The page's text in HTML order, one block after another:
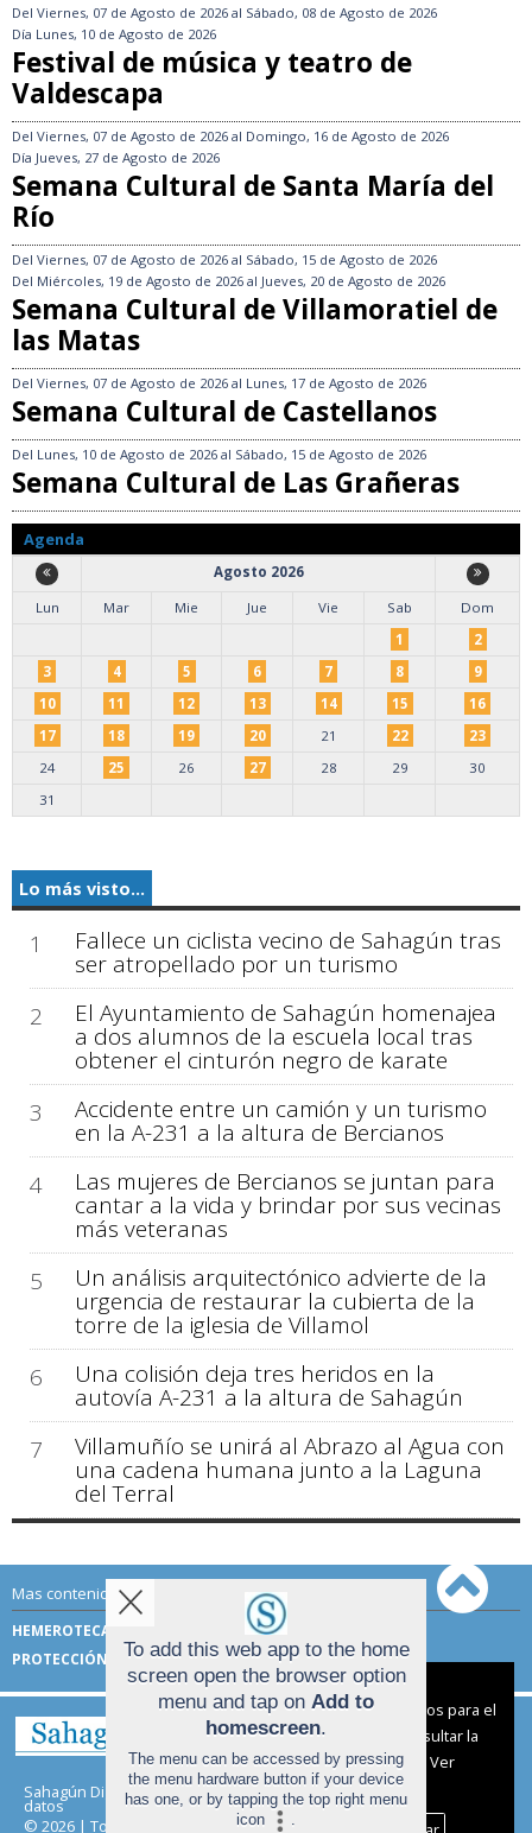
Del Viernes, 07 de Agosto de 2026 al Sábado, 08 de Agosto de 2026
Día Lunes, 10 de Agosto de 2026
Festival de música y teatro de
Valdescapa
Del Viernes, 07 de Agosto de 2026 al Domingo, 16 de Agosto de 2026
Día Jueves, 27 de Agosto de 2026
Semana Cultural de Santa María del
Río
Del Viernes, 07 de Agosto de 2026 al Sábado, 15 de Agosto de 2026
Del Miércoles, 19 de Agosto de 2026 al Jueves, 20 de Agosto de 2026
Semana Cultural de Villamoratiel de
las Matas
Del Viernes, 07 de Agosto de 2026 al Lunes, 17 de Agosto de 2026
Semana Cultural de Castellanos
Del Lunes, 10 de Agosto de 2026 al Sábado, 15 de Agosto de 2026
Semana Cultural de Las Grañeras
Agenda
Agosto 2026
Lun
Mar Mie Jue Vie Sab
Dom
1
2
3
4 5 6 7 8
9
10
11 12 13 14 15
16
17
18 19 20 21 22
23
24
25 26 27 28 29
30
31
Lo más visto...
1 Fallece un ciclista vecino de Sahagún tras
ser atropellado por un turismo
2
El Ayuntamiento de Sahagún homenajea
a dos alumnos de la escuela local tras
obtener el cinturón negro de karate
3
Accidente entre un camión y un turismo
en la A-231 a la altura de Bercianos
4
Las mujeres de Bercianos se juntan para
cantar a la vida y brindar por sus vecinas
más veteranas
5
Un análisis arquitectónico advierte de la
urgencia de restaurar la cubierta de la
torre de la iglesia de Villamol
6
Una colisión deja tres heridos en la
autovía A-231 a la altura de Sahagún
7
Villamuñío se unirá al Abrazo al Agua con
una cadena humana junto a la Laguna
del Terral
Mas contenido de Sahagún Digital:
HEMEROTECA
TÉRMINOS DE USO
PROTECCIÓN DE DATOS
Sahagún Digital | Términos de uso|Protección de
datos
© 2026 | Todos los derechos reservados
Aviso sobre el Uso de cookies:
Utilizamos cookies nuestras y de terceros para el
funcionamiento del digital. Puedes consultar la
lista de cookies y como desconectarlas.
Ver
nuestra Política de Privacidad y Cookies
To add this web app to the home
screen open the browser option
menu and tap on Add to
homescreen.
The menu can be accessed by pressing
the menu hardware button if your device
has one, or by tapping the top right menu
icon
.